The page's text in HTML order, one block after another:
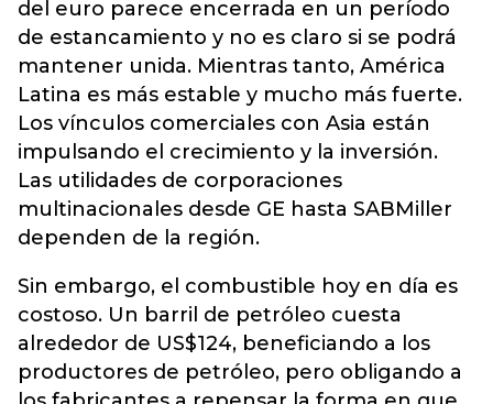
del euro parece encerrada en un período
de estancamiento y no es claro si se podrá
mantener unida. Mientras tanto, América
Latina es más estable y mucho más fuerte.
Los vínculos comerciales con Asia están
impulsando el crecimiento y la inversión.
Las utilidades de corporaciones
multinacionales desde GE hasta SABMiller
dependen de la región.
Sin embargo, el combustible hoy en día es
costoso. Un barril de petróleo cuesta
alrededor de US$124, beneficiando a los
productores de petróleo, pero obligando a